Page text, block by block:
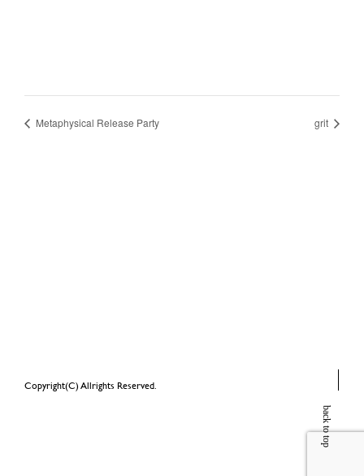
Metaphysical Release Party grit
Copyright(C) Allrights Reserved.
back to top